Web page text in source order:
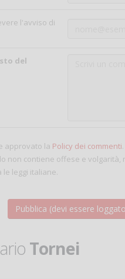
l'avviso di
del
approvato la Policy dei commenti
non contiene offese e volgarità,
le leggi italiane.
Tornei